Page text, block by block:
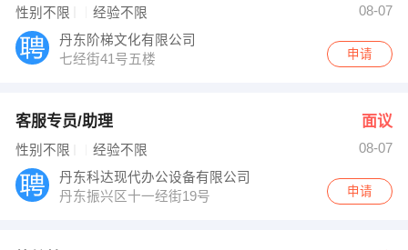
性别不限 经验不限
08-07
丹东阶梯文化有限公司
七经街41号五楼
申请
客服专员/助理 面议
性别不限 经验不限
08-07
丹东科达现代办公设备有限公司
丹东振兴区十一经街19号
申请